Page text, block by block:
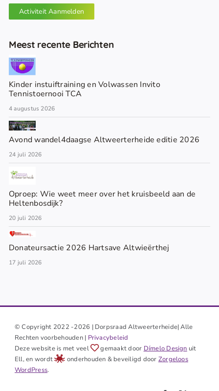
Activiteit Aanmelden
Meest recente Berichten
Kinder instuiftraining en Volwassen Invito
Tennistoernooi TCA
4 augustus 2026
Avond wandel4daagse Altweerterheide editie 2026
24 juli 2026
Oproep: Wie weet meer over het kruisbeeld aan de
Heltenbosdijk?
20 juli 2026
Donateursactie 2026 Hartsave Altwieërthej
17 juli 2026
© Copyright 2022 -2026 | Dorpsraad Altweerterheide| Alle
Rechten voorbehouden | Privacybeleid
Deze website is met veel
gemaakt door Dímelo Design uit
Ell, en wordt
onderhouden & beveiligd door Zorgeloos
WordPress.